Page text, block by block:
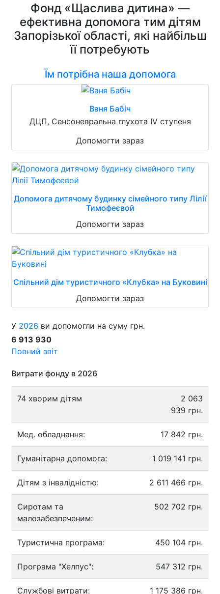
Фонд «Щаслива дитина» —
ефективна допомога тим дітям
Запорізької області, які найбільш
її потребують
Їм потрібна наша допомога
Ваня Бабіч
ДЦП, Сенсоневральна глухота IV ступеня
Допомогти зараз
Допомога дитячому будинку сімейного типу Лілії
Тимофеєвой
Допомогти зараз
Спільний дім туристичного «Клубка» на Буковині
Допомогти зараз
У 2026 ви допомогли на суму грн.
6 913 930
Повний звіт
Витрати фонду в 2026
74 хворим дітям
2 063
939 грн.
Мед. обладнання: 17 842 грн.
Гуманітарна допомога: 1 019 141 грн.
Дітям з інвалідністю: 2 611 466 грн.
Сиротам та
малозабезпеченим:
502 702 грн.
Туристична програма: 450 104 грн.
Програма "Хелпус": 547 312 грн.
Службові витрати: 1 175 386 грн.